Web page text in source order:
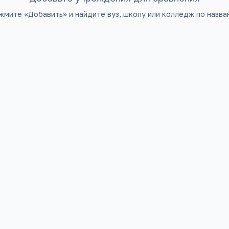
«Добавить» и найдите вуз, школу или колледж по